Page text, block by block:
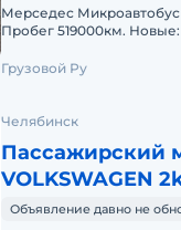
Мерседес Микроавтобус 1999 г.в. В Р.Ф. с 2003г. МКПП. 130 л.с.
Пробег 519000км. Новые: новые рессоры, фильтра, колодки,
Грузовой Ру
Челябинск
Пассажирский
VOLKSWAGEN
Объявление давно не